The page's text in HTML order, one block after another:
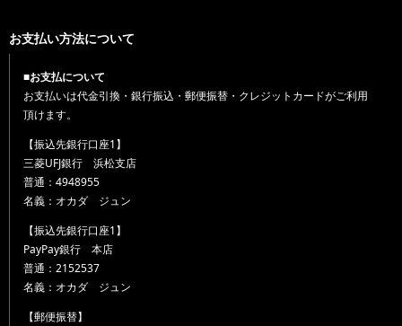
お支払い方法について
■お支払について
お支払いは代金引換・銀行振込・郵便振替・クレジットカードがご利用
頂けます。
【振込先銀行口座1】
三菱UFJ銀行 浜松支店
普通：4948955
名義：オカダ ジュン
【振込先銀行口座1】
PayPay銀行 本店
普通：2152537
名義：オカダ ジュン
【郵便振替】